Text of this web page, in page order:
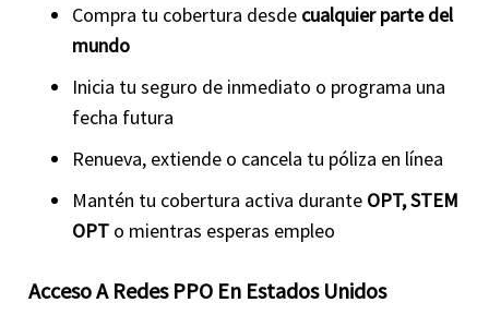
Compra tu cobertura desde cualquier parte del
mundo
Inicia tu seguro de inmediato o programa una
fecha futura
Renueva, extiende o cancela tu póliza en línea
Mantén tu cobertura activa durante OPT, STEM
OPT o mientras esperas empleo
Acceso A Redes PPO En Estados Unidos